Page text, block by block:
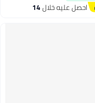
احصل عليه خلال14